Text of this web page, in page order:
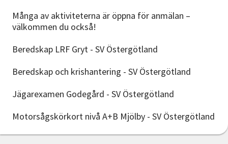
Många av aktiviteterna är öppna för anmälan –
välkommen du också!
Beredskap LRF Gryt - SV Östergötland
Beredskap och krishantering - SV Östergötland
Jägarexamen Godegård - SV Östergötland
Motorsågskörkort nivå A+B Mjölby - SV Östergötland